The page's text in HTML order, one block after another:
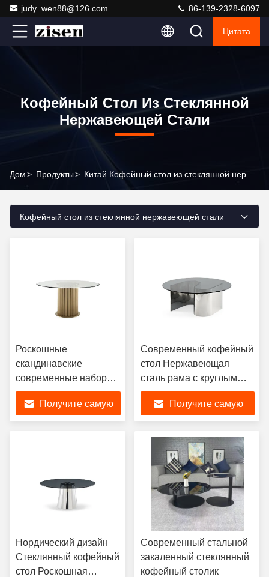
judy_wen88@126.com 86-139-2328-6097
Цитата
Кофейный Стол Из Стеклянной
Нержавеющей Стали
Дом> Продукты>
Кофейный стол из стеклянной нержавеющей стали
Роскошные
скандинавские
современные наборы
мебели для столовой,
прямоугольная 6-
местная мебель по
стеклянной
столешницей и
стульями
Получите самую
Современный кофейный
стол Нержавеющая
сталь рама с круглым
закаленным стеклом
Столовая мебель
гостиной
Получите самую
Нордический дизайн
Стеклянный кофейный
стол Роскошная
Современный стальной
закаленный стеклянный
кофейный столик